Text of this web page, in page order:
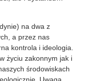
na dwa z
a przez nas
kontrola i ideologia.
życiu zakonnym jak i
środowiskach